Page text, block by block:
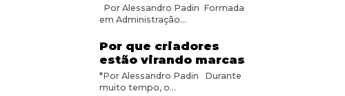
Por Alessandro Padin Formada
em Administração...
Por que criadores
estão virando marcas
*Por Alessandro Padin Durante
muito tempo, o...